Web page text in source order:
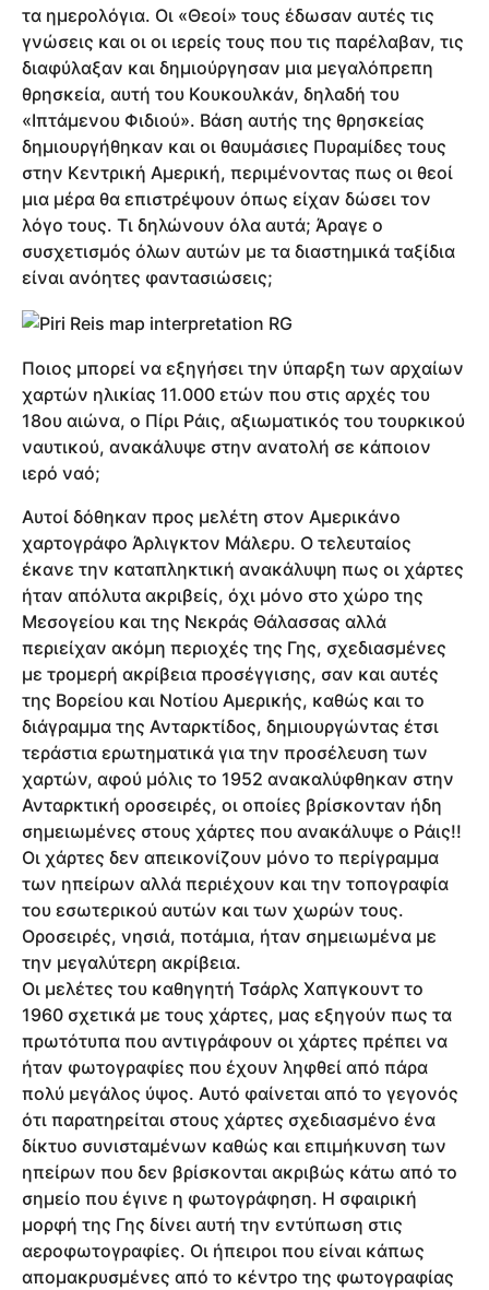
τα ημερολόγια. Οι «Θεοί» τους έδωσαν αυτές τις
γνώσεις και οι οι ιερείς τους που τις παρέλαβαν, τις
διαφύλαξαν και δημιούργησαν μια μεγαλόπρεπη
θρησκεία, αυτή του Κουκουλκάν, δηλαδή του
«Ιπτάμενου Φιδιού». Βάση αυτής της θρησκείας
δημιουργήθηκαν και οι θαυμάσιες Πυραμίδες τους
στην Κεντρική Αμερική, περιμένοντας πως οι θεοί
μια μέρα θα επιστρέψουν όπως είχαν δώσει τον
λόγο τους. Τι δηλώνουν όλα αυτά; Άραγε ο
συσχετισμός όλων αυτών με τα διαστημικά ταξίδια
είναι ανόητες φαντασιώσεις;
Ποιος μπορεί να εξηγήσει την ύπαρξη των αρχαίων
χαρτών ηλικίας 11.000 ετών που στις αρχές του
18ου αιώνα, ο Πίρι Ράις, αξιωματικός του τουρκικού
ναυτικού, ανακάλυψε στην ανατολή σε κάποιον
ιερό ναό;
Αυτοί δόθηκαν προς μελέτη στον Αμερικάνο
χαρτογράφο Άρλιγκτον Μάλερυ. Ο τελευταίος
έκανε την καταπληκτική ανακάλυψη πως οι χάρτες
ήταν απόλυτα ακριβείς, όχι μόνο στο χώρο της
Μεσογείου και της Νεκράς Θάλασσας αλλά
περιείχαν ακόμη περιοχές της Γης, σχεδιασμένες
με τρομερή ακρίβεια προσέγγισης, σαν και αυτές
της Βορείου και Νοτίου Αμερικής, καθώς και το
διάγραμμα της Ανταρκτίδος, δημιουργώντας έτσι
τεράστια ερωτηματικά για την προσέλευση των
χαρτών, αφού μόλις το 1952 ανακαλύφθηκαν στην
Ανταρκτική οροσειρές, οι οποίες βρίσκονταν ήδη
σημειωμένες στους χάρτες που ανακάλυψε ο Ράις!!
Οι χάρτες δεν απεικονίζουν μόνο το περίγραμμα
των ηπείρων αλλά περιέχουν και την τοπογραφία
του εσωτερικού αυτών και των χωρών τους.
Οροσειρές, νησιά, ποτάμια, ήταν σημειωμένα με
την μεγαλύτερη ακρίβεια.
Οι μελέτες του καθηγητή Τσάρλς Χαπγκουντ το
1960 σχετικά με τους χάρτες, μας εξηγούν πως τα
πρωτότυπα που αντιγράφουν οι χάρτες πρέπει να
ήταν φωτογραφίες που έχουν ληφθεί από πάρα
πολύ μεγάλος ύψος. Αυτό φαίνεται από το γεγονός
ότι παρατηρείται στους χάρτες σχεδιασμένο ένα
δίκτυο συνισταμένων καθώς και επιμήκυνση των
ηπείρων που δεν βρίσκονται ακριβώς κάτω από το
σημείο που έγινε η φωτογράφηση. Η σφαιρική
μορφή της Γης δίνει αυτή την εντύπωση στις
αεροφωτογραφίες. Οι ήπειροι που είναι κάπως
απομακρυσμένες από το κέντρο της φωτογραφίας